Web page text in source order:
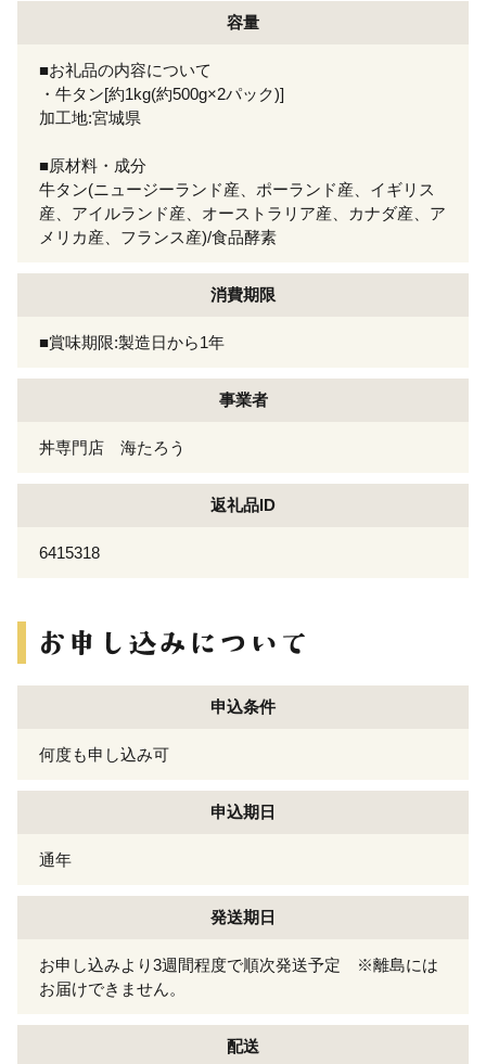
容量
■お礼品の内容について
・牛タン[約1kg(約500g×2パック)]
加工地:宮城県
■原材料・成分
牛タン(ニュージーランド産、ポーランド産、イギリス
産、アイルランド産、オーストラリア産、カナダ産、ア
メリカ産、フランス産)/食品酵素
消費期限
■賞味期限:製造日から1年
事業者
丼専門店 海たろう
返礼品ID
6415318
申込条件
何度も申し込み可
申込期日
通年
発送期日
お申し込みより3週間程度で順次発送予定 ※離島には
お届けできません。
配送